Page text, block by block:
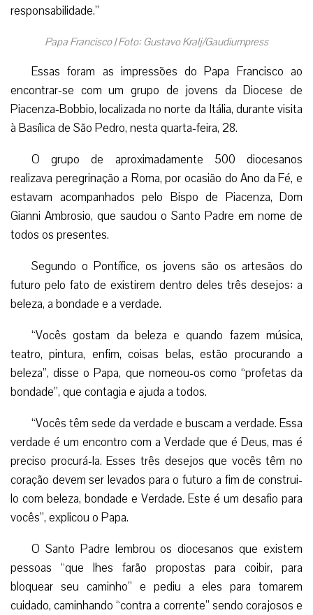
responsabilidade.”
Papa Francisco | Foto: Gustavo Kralj/Gaudiumpress
Essas foram as impressões do Papa Francisco ao
encontrar-se com um grupo de jovens da Diocese de
Piacenza-Bobbio, localizada no norte da Itália, durante visita
à Basílica de São Pedro, nesta quarta-feira, 28.
O grupo de aproximadamente 500 diocesanos
realizava peregrinação a Roma, por ocasião do Ano da Fé, e
estavam acompanhados pelo Bispo de Piacenza, Dom
Gianni Ambrosio, que saudou o Santo Padre em nome de
todos os presentes.
Segundo o Pontífice, os jovens são os artesãos do
futuro pelo fato de existirem dentro deles três desejos: a
beleza, a bondade e a verdade.
“Vocês gostam da beleza e quando fazem música,
teatro, pintura, enfim, coisas belas, estão procurando a
beleza”, disse o Papa, que nomeou-os como “profetas da
bondade”, que contagia e ajuda a todos.
“Vocês têm sede da verdade e buscam a verdade. Essa
verdade é um encontro com a Verdade que é Deus, mas é
preciso procurá-la. Esses três desejos que vocês têm no
coração devem ser levados para o futuro a fim de construi-
lo com beleza, bondade e Verdade. Este é um desafio para
vocês”, explicou o Papa.
O Santo Padre lembrou os diocesanos que existem
pessoas “que lhes farão propostas para coibir, para
bloquear seu caminho” e pediu a eles para tomarem
cuidado, caminhando “contra a corrente” sendo corajosos e